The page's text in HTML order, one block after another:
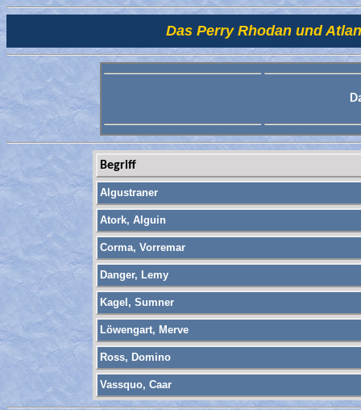
Das Perry Rhodan und
Begriff
Algustraner
Atork, Alguin
Corma, Vorremar
Danger, Lemy
Kagel, Sumner
Löwengart, Merve
Ross, Domino
Vassquo, Caar